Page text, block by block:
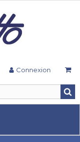
Connexion